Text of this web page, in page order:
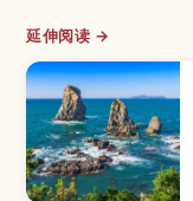
延伸阅读 →